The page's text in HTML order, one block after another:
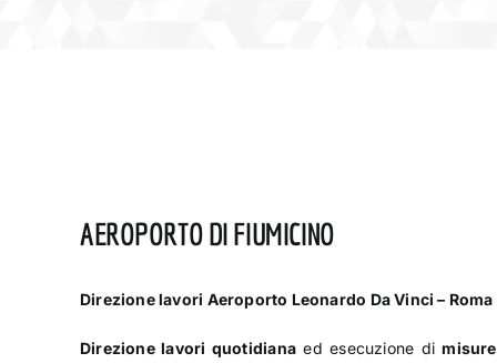
AEROPORTO DI FIUMICINO
Direzione lavori Aeroporto Leonardo Da Vinci –
Direzione lavori quotidianaed esecuzione di